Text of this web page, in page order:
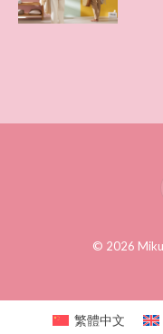
© 2026 Miku
繁體中文